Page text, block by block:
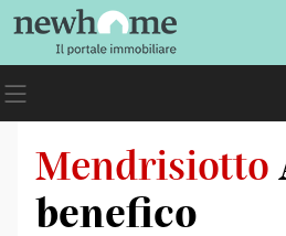
Mendrisiotto
benefico